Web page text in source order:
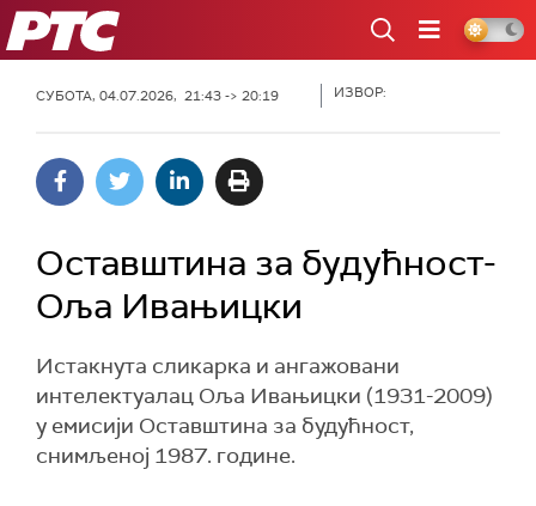
РТС
СУБОТА, 04.07.2026, 21:43 -> 20:19 ИЗВОР:
Оставштина за будућност-
Оља Ивањицки
Истакнута сликарка и ангажовани
интелектуалац Оља Ивањицки (1931-2009)
у емисији Оставштина за будућност,
снимљеној 1987. године.